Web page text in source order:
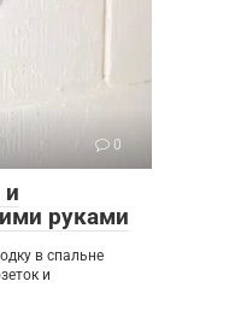
0
и
руками
в спальне
и